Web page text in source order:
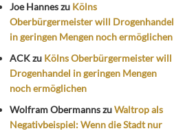
Joe Hanneszu Kölns
Oberbürgermeister will Drogenhandel
in geringen Mengen noch ermöglichen
ACKzu Kölns Oberbürgermeister will
Drogenhandel in geringen Mengen
noch ermöglichen
Wolfram ObermannszuWaltrop als
Negativbeispiel: Wenn die Stadt nur